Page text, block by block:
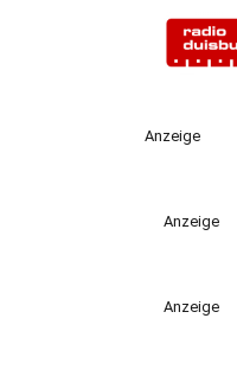
Anzeige
Anzeige
Anzeige